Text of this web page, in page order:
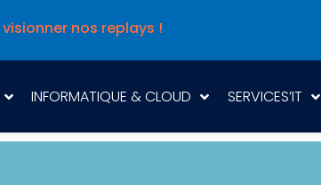
visionner nos replays !
INFORMATIQUE & CLOUD SERVICES’IT